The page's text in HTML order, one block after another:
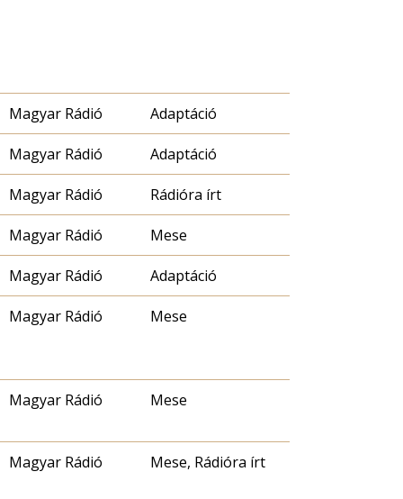
Magyar Rádió Adaptáció
Magyar Rádió Adaptáció
Magyar Rádió Rádióra írt
Magyar Rádió Mese
Magyar Rádió Adaptáció
Magyar Rádió Mese
Magyar Rádió Mese
Magyar Rádió Mese, Rádióra írt